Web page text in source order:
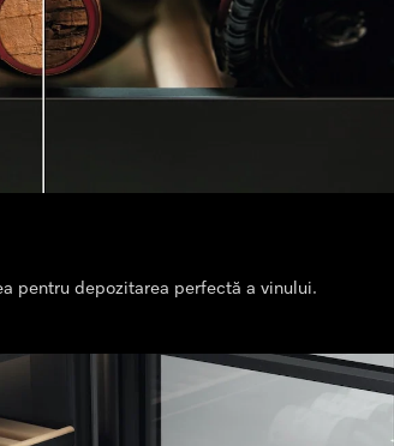
pentru depozitarea perfectă a vinului.